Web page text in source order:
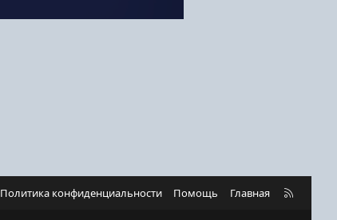
Политика конфиденциальности Помощь Главная
R